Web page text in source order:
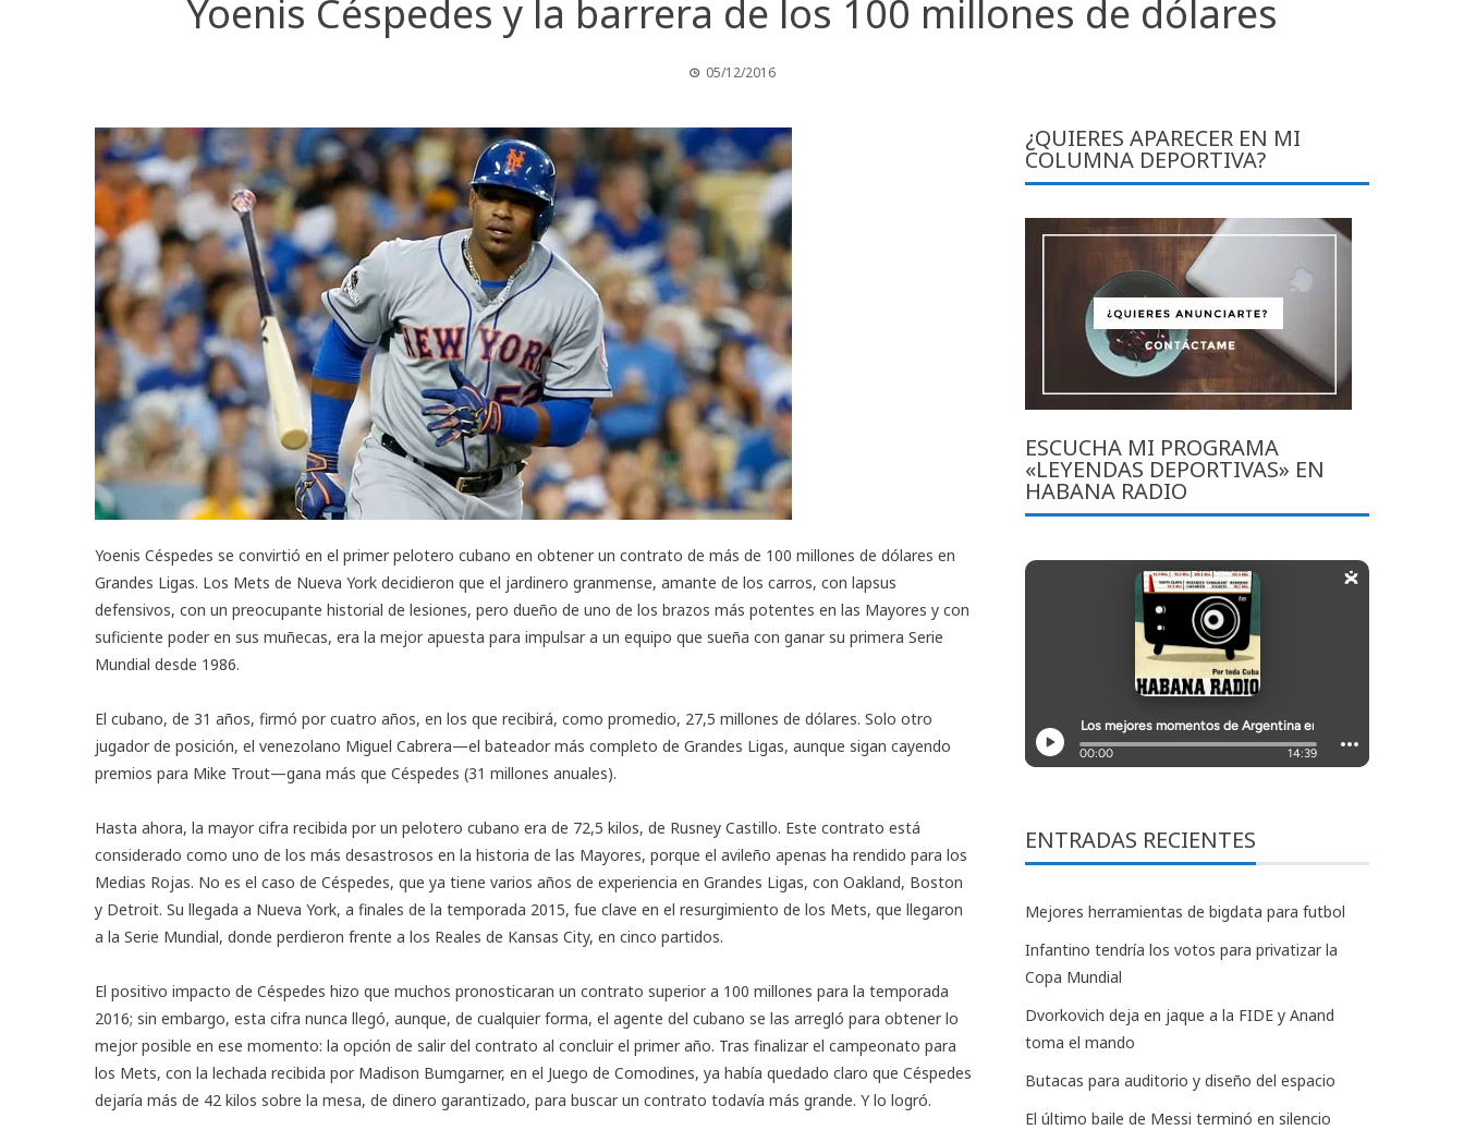
Yoenis Céspedes y la barrera de los 100 millones de dólares
05/12/2016
Yoenis Céspedes se convirtió en el primer pelotero cubano en obtener un contrato de más de 100 millones de dólares en
Grandes Ligas. Los Mets de Nueva York decidieron que el jardinero granmense, amante de los carros, con lapsus
defensivos, con un preocupante historial de lesiones, pero dueño de uno de los brazos más potentes en las Mayores y con
suficiente poder en sus muñecas, era la mejor apuesta para impulsar a un equipo que sueña con ganar su primera Serie
Mundial desde 1986.
El cubano, de 31 años, firmó por cuatro años, en los que recibirá, como promedio, 27,5 millones de dólares. Solo otro
jugador de posición, el venezolano Miguel Cabrera—el bateador más completo de Grandes Ligas, aunque sigan cayendo
premios para Mike Trout—gana más que Céspedes (31 millones anuales).
Hasta ahora, la mayor cifra recibida por un pelotero cubano era de 72,5 kilos, de Rusney Castillo. Este contrato está
considerado como uno de los más desastrosos en la historia de las Mayores, porque el avileño apenas ha rendido para los
Medias Rojas. No es el caso de Céspedes, que ya tiene varios años de experiencia en Grandes Ligas, con Oakland, Boston
y Detroit. Su llegada a Nueva York, a finales de la temporada 2015, fue clave en el resurgimiento de los Mets, que llegaron
a la Serie Mundial, donde perdieron frente a los Reales de Kansas City, en cinco partidos.
El positivo impacto de Céspedes hizo que muchos pronosticaran un contrato superior a 100 millones para la temporada
2016; sin embargo, esta cifra nunca llegó, aunque, de cualquier forma, el agente del cubano se las arregló para obtener lo
mejor posible en ese momento: la opción de salir del contrato al concluir el primer año. Tras finalizar el campeonato para
los Mets, con la lechada recibida por Madison Bumgarner, en el Juego de Comodines, ya había quedado claro que Céspedes
dejaría más de 42 kilos sobre la mesa, de dinero garantizado, para buscar un contrato todavía más grande. Y lo logró.
¿QUIERES APARECER EN MI
COLUMNA DEPORTIVA?
ESCUCHA MI PROGRAMA
«LEYENDAS DEPORTIVAS» EN
HABANA RADIO
ENTRADAS RECIENTES
Mejores herramientas de bigdata para futbol
Infantino tendría los votos para privatizar la
Copa Mundial
Dvorkovich deja en jaque a la FIDE y Anand
toma el mando
Butacas para auditorio y diseño del espacio
El último baile de Messi terminó en silencio